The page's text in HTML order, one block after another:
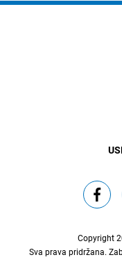
Copyright
Sva prava pridržana.